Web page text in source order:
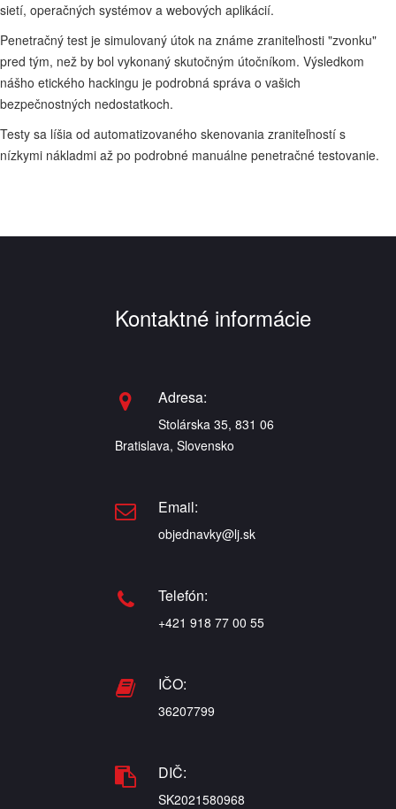
sietí, operačných systémov a webových aplikácií.
Penetračný test je simulovaný útok na známe zraniteľnosti "zvonku"
pred tým, než by bol vykonaný skutočným útočníkom. Výsledkom
nášho etického hackingu je podrobná správa o vašich
bezpečnostných nedostatkoch.
Testy sa líšia od automatizovaného skenovania zraniteľností s
nízkymi nákladmi až po podrobné manuálne penetračné testovanie.
Kontaktné informácie
Adresa:
Stolárska 35, 831 06
Bratislava, Slovensko
Email:
objednavky@lj.sk
Telefón:
+421 918 77 00 55
IČO:
36207799
DIČ:
SK2021580968